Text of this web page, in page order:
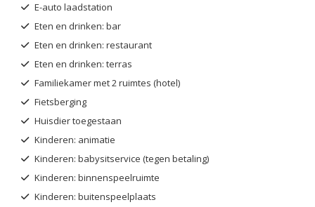
E-auto laadstation
Eten en drinken: bar
Eten en drinken: restaurant
Eten en drinken: terras
Familiekamer met 2 ruimtes (hotel)
Fietsberging
Huisdier toegestaan
Kinderen: animatie
Kinderen: babysitservice (tegen betaling)
Kinderen: binnenspeelruimte
Kinderen: buitenspeelplaats